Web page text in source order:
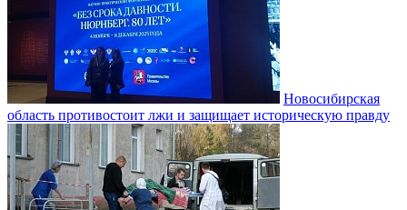
Новосибирская
область противостоит лжи и защищает историческую правду